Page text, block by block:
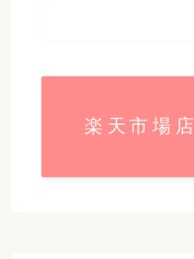
楽天市場店